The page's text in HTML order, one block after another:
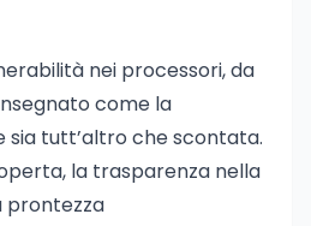
nei processori, da
come la
sia tutt’altro che scontata.
la trasparenza nella
prontezza